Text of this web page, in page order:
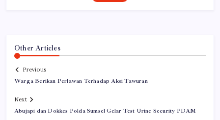
Other Articles
Previous
Warga Berikan Perlawan Terhadap Aksi Tawuran
Next
Abujapi dan Dokkes Polda Sumsel Gelar Test Urine Security PDAM